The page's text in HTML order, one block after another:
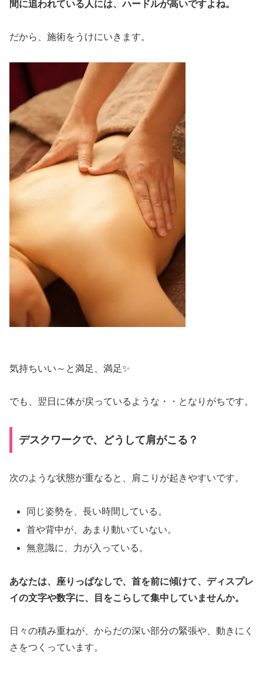
間に追われている人には、ハードルが高いですよね。
だから、施術をうけにいきます。
気持ちいい～と満足、満足✨
でも、翌日に体が戻っているような・・となりがちです。
デスクワークで、どうして肩がこる？
次のような状態が重なると、肩こりが起きやすいです。
同じ姿勢を、長い時間している。
首や背中が、あまり動いていない。
無意識に、力が入っている。
あなたは、座りっぱなしで、首を前に傾けて、ディスプレ
イの文字や数字に、目をこらして集中していませんか。
日々の積み重ねが、からだの深い部分の緊張や、動きにく
さをつくっています。